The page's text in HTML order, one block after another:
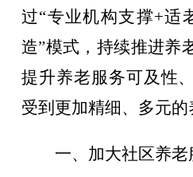
过“专业机构支撑+适
造”模式，持续推进养
提升养老服务可及性
受到更加精细、多元的
一、加大社区养老